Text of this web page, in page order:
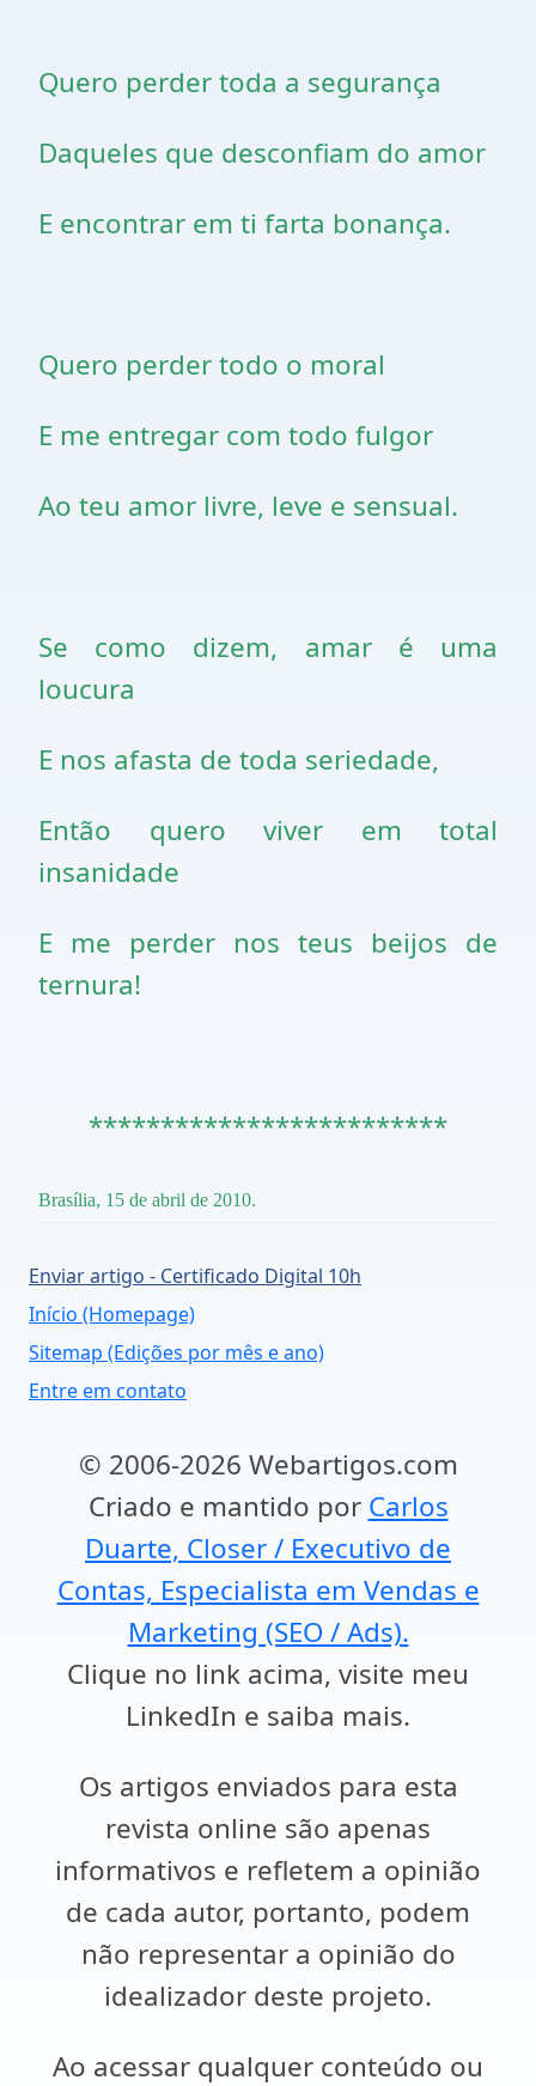
Quero perder toda a segurança
Daqueles que desconfiam do amor
E encontrar em ti farta bonança.
Quero perder todo o moral
E me entregar com todo fulgor
Ao teu amor livre, leve e sensual.
Se como dizem, amar é uma
loucura
E nos afasta de toda seriedade,
Então quero viver em total
insanidade
E me perder nos teus beijos de
ternura!
*************************
Brasília, 15 de abril de 2010.
Enviar artigo - Certificado Digital 10h
Início (Homepage)
Sitemap (Edições por mês e ano)
Entre em contato
© 2006-2026 Webartigos.com
Criado e mantido por Carlos
Duarte, Closer / Executivo de
Contas, Especialista em Vendas e
Marketing (SEO / Ads).
Clique no link acima, visite meu
LinkedIn e saiba mais.
Os artigos enviados para esta
revista online são apenas
informativos e refletem a opinião
de cada autor, portanto, podem
não representar a opinião do
idealizador deste projeto.
Ao acessar qualquer conteúdo ou